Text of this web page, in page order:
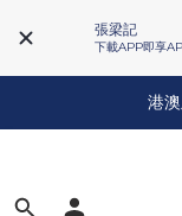
張梁記
下載APP即享
港